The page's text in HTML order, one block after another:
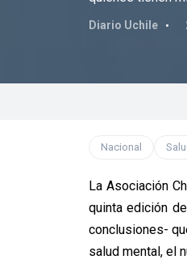
Diario Uchile
Nacional
La Asociación
quinta edición
conclusiones-
salud mental, el